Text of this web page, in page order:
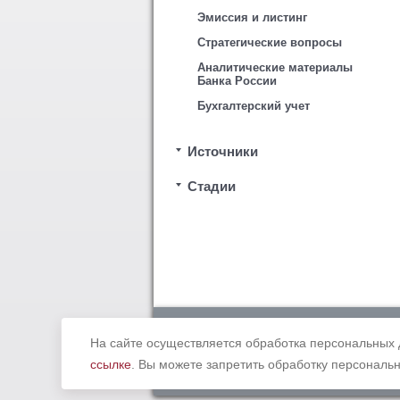
Эмиссия и листинг
Стратегические вопросы
Аналитические материалы
Банка России
Бухгалтерский учет
Источники
Стадии
законодательством Российской Федерации.
На сайте осуществляется обработка
ссылке. Вы можете запретить обработку